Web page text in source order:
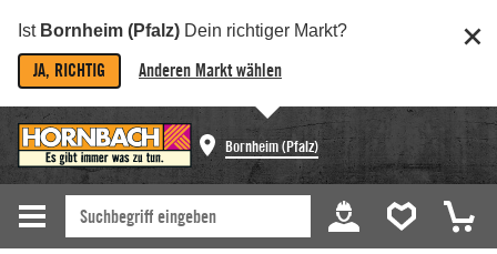
Ist Bornheim (Pfalz) Dein richtiger Markt?
JA, RICHTIG Anderen Markt wählen
Bornheim (Pfalz)